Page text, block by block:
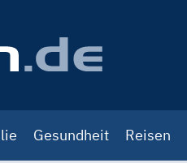
Gesundheit Reisen